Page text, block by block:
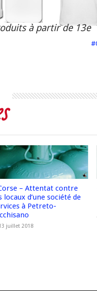
à partir de 13e
– Attentat contre
locaux d’une société de
à Petreto-
juillet 2018